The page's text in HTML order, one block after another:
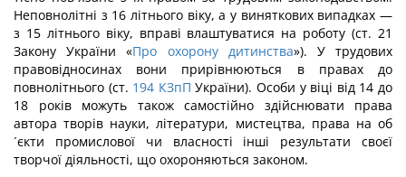
Неповнолітні з 16 літнього віку, а у виняткових випадках —
з 15 літнього віку, вправі влаштуватися на роботу (ст. 21
Закону України «Про охорону дитинства»). У трудових
правовідносинах вони прирівнюються в правах до
повнолітнього (ст. 194 КЗпП України). Особи у віці від 14 до
18 років можуть також самостійно здійснювати права
автора творів науки, літератури, мистецтва, права на об
´єкти промислової чи власності інші результати своєї
творчої діяльності, що охороняються законом.